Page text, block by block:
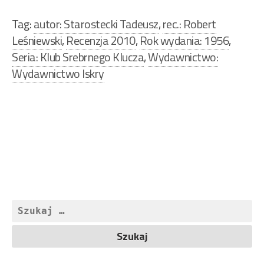
Tag:autor: Starostecki Tadeusz,rec.: Robert
Leśniewski,Recenzja 2010,Rok wydania: 1956,
Seria: Klub Srebrnego Klucza,Wydawnictwo:
Wydawnictwo Iskry
Szukaj: